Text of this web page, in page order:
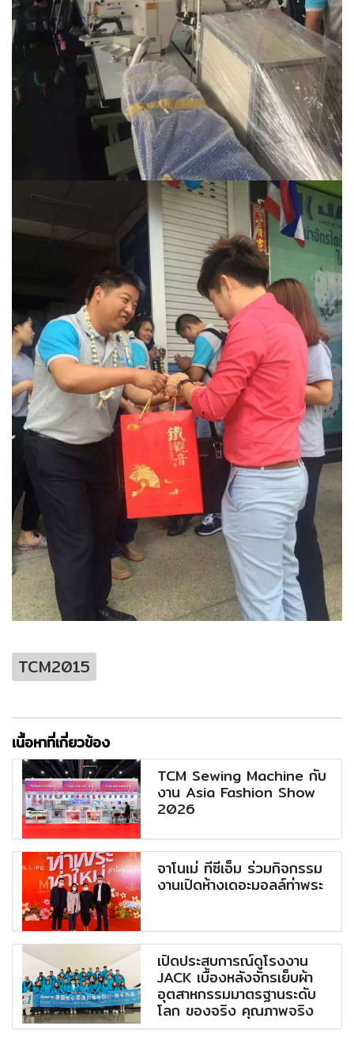
TCM2015
เนื้อหาที่เกี่ยวข้อง
TCM Sewing Machine กับ
งาน Asia Fashion Show
2026
จาโนเม่ ทีซีเอ็ม ร่วมกิจกรรม
งานเปิดห้างเดอะมอลล์ท่าพระ
เปิดประสบการณ์ดูโรงงาน
JACK เบื้องหลังจักรเย็บผ้า
อุตสาหกรรมมาตรฐานระดับ
โลก ของจริง คุณภาพจริง